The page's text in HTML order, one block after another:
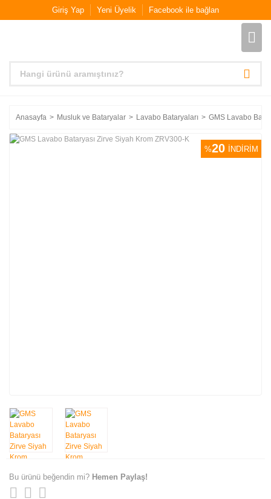
Giriş Yap Yeni Üyelik Facebook ile bağlan
Anasayfa Musluk ve Bataryalar Lavabo Bataryaları GMS Lavabo
%20 İNDİRİM
Bu ürünü beğendin mi? Hemen Paylaş!